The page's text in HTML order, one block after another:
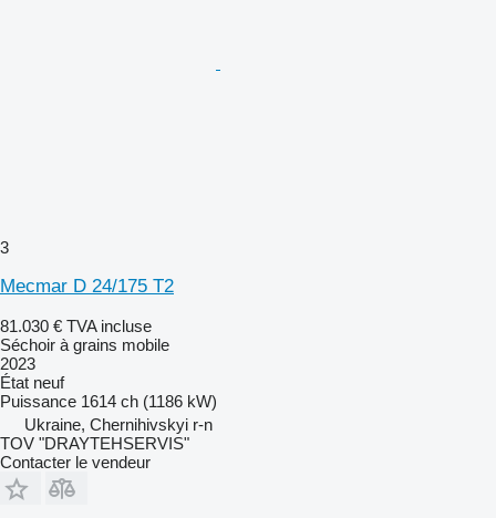
3
Mecmar D 24/175 T2
81.030 € TVA incluse
Séchoir à grains mobile
2023
État neuf
Puissance 1614 ch (1186 kW)
Ukraine, Chernihivskyi r-n
TOV "DRAYTEHSERVIS"
Contacter le vendeur